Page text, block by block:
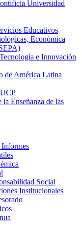
Universidad
Educativos
Económica
e Innovación
de América Latina
Enseñanza de las
Social
Institucionales